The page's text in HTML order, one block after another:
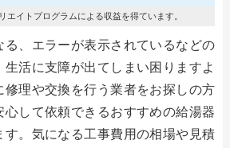
イトプログラムによる収益を得ています。
る、エラーが表示されているなどの
活に支障が出てしまい困りますよ
修理や交換を行う業者をお探しの方
心して依頼できるおすすめの給湯器
す。気になる工事費用の相場や見積